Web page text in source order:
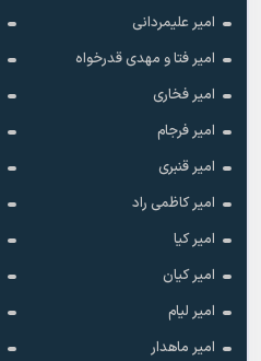
امیر علیمردانی
امیر فتا و مهدی قدرخواه
امیر فخاری
امیر فرجام
امیر قنبری
امیر کاظمی راد
امیر کیا
امیر کیان
امیر لیام
امیر ماهدار